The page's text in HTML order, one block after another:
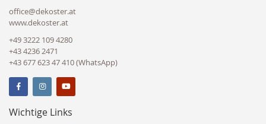
office@dekoster.at
www.dekoster.at
+49 3222 109 4280
+43 4236 2471
+43 677 623 47 410 (WhatsApp)
Wichtige Links